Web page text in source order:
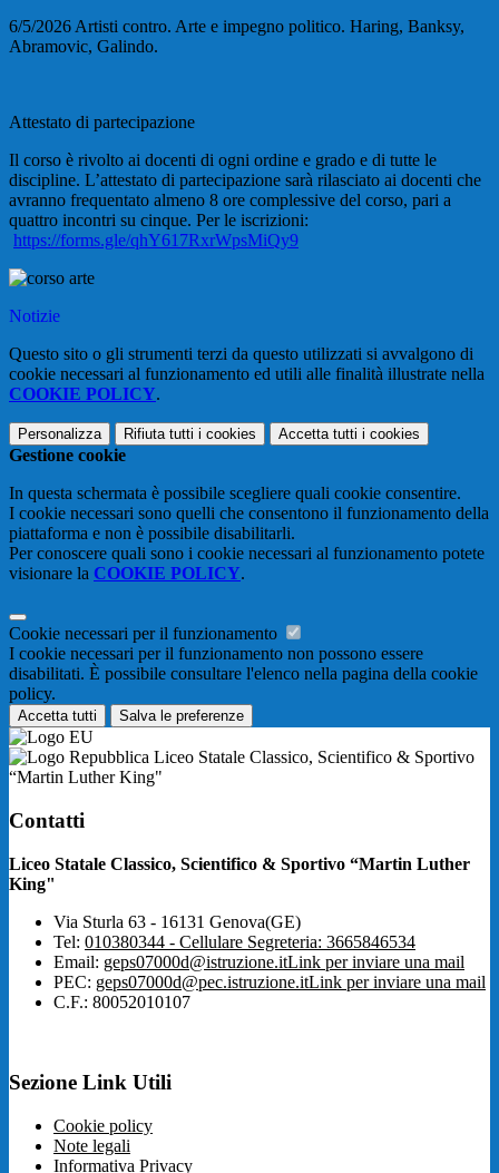
6/5/2026 Artisti contro. Arte e impegno politico. Haring, Banksy,
Abramovic, Galindo.
Attestato di partecipazione
Il corso è rivolto ai docenti di ogni ordine e grado e di tutte le
discipline. L’attestato di partecipazione sarà rilasciato ai docenti che
avranno frequentato almeno 8 ore complessive del corso, pari a
quattro incontri su cinque. Per le iscrizioni:
https://forms.gle/qhY617RxrWpsMiQy9
Notizie
Questo sito o gli strumenti terzi da questo utilizzati si avvalgono di
cookie necessari al funzionamento ed utili alle finalità illustrate nella
COOKIE POLICY.
Personalizza Rifiuta tutti i cookies Accetta tutti i cookies
Gestione cookie
In questa schermata è possibile scegliere quali cookie consentire.
I cookie necessari sono quelli che consentono il funzionamento della
piattaforma e non è possibile disabilitarli.
Per conoscere quali sono i cookie necessari al funzionamento potete
visionare la COOKIE POLICY.
Cookie necessari per il funzionamento
I cookie necessari per il funzionamento non possono essere
disabilitati. È possibile consultare l'elenco nella pagina della cookie
policy.
Accetta tutti Salva le preferenze
Liceo Statale Classico, Scientifico & Sportivo
“Martin Luther King"
Contatti
Liceo Statale Classico, Scientifico & Sportivo “Martin Luther
King"
Via Sturla 63 - 16131 Genova(GE)
Tel: 010380344 - Cellulare Segreteria: 3665846534
Email: geps07000d@istruzione.itLink per inviare una mail
PEC: geps07000d@pec.istruzione.itLink per inviare una mail
C.F.: 80052010107
Sezione Link Utili
Cookie policy
Note legali
Informativa Privacy